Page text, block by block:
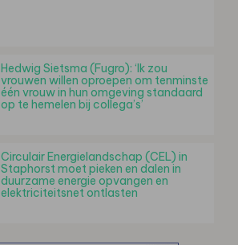
Hedwig Sietsma (Fugro): ‘Ik zou
vrouwen willen oproepen om tenminste
één vrouw in hun omgeving standaard
op te hemelen bij collega’s’
Circulair Energielandschap (CEL) in
Staphorst moet pieken en dalen in
duurzame energie opvangen en
elektriciteitsnet ontlasten